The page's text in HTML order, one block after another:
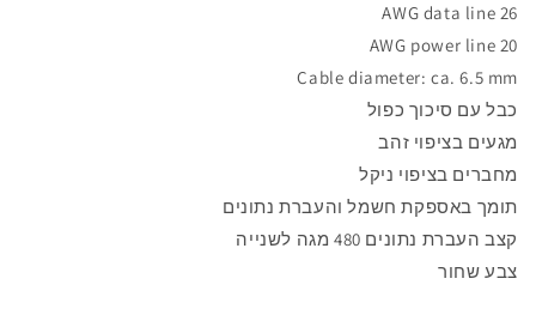
26 AWG data line
20 AWG power line
Cable diameter: ca. 6.5 mm
כבל עם סיכוך כפול
מגעים בציפוי זהב
מחברים בציפוי ניקל
תומך באספקת חשמל והעברת נתונים
קצב העברת נתונים 480 מגה לשנייה
צבע שחור